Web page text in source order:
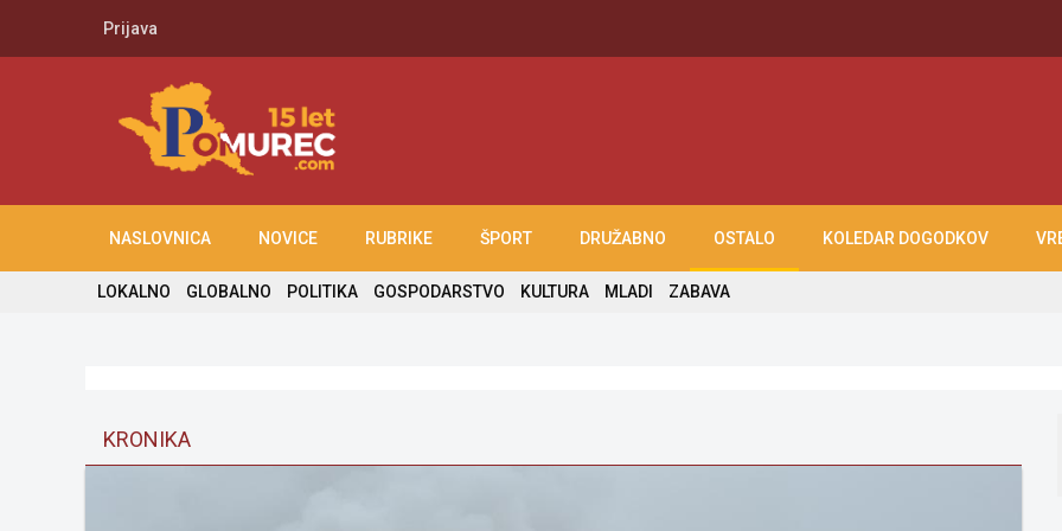
Prijava
NASLOVNICA NOVICE RUBRIKE ŠPORT DRUŽABNO OSTALO KOLEDAR DOGODKOV
LOKALNO GLOBALNO POLITIKA GOSPODARSTVO KULTURA MLADI ZABAVA
KRONIKA